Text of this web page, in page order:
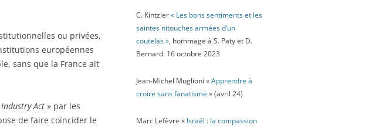
ou privées,
européennes
sans que la France ait
Act » par les
de faire coïncider le
C. Kintzler« Les bons sentiments et les
saintes nitouches armées d’un
coutelas », hommage à S. Paty et D.
Bernard. 16 octobre 2023
Jean-Michel Muglioni «Apprendre à
croire sans fanatisme » (avril 24)
Marc Lefèvre « Israël : la compassion